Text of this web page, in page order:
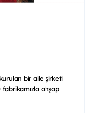
bir aile şirketi
ahşap